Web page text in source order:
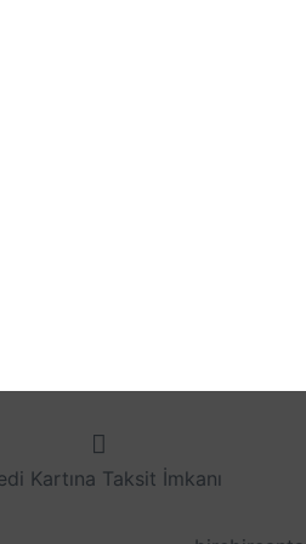
Kartına Taksit İmkanı